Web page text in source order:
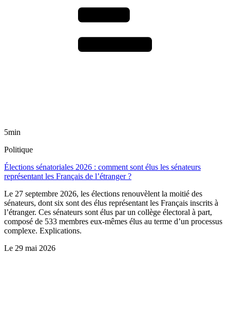
5min
Politique
Élections sénatoriales 2026 : comment sont élus les sénateurs
représentant les Français de l’étranger ?
Le 27 septembre 2026, les élections renouvèlent la moitié des
sénateurs, dont six sont des élus représentant les Français inscrits à
l’étranger. Ces sénateurs sont élus par un collège électoral à part,
composé de 533 membres eux-mêmes élus au terme d’un processus
complexe. Explications.
Le 29 mai 2026